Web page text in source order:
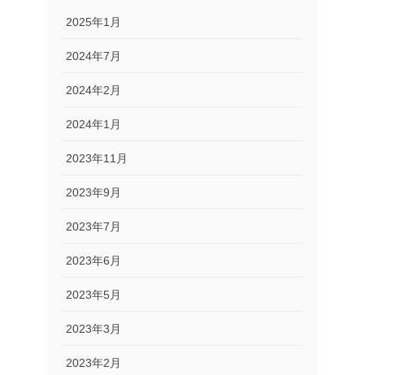
2025年1月
2024年7月
2024年2月
2024年1月
2023年11月
2023年9月
2023年7月
2023年6月
2023年5月
2023年3月
2023年2月